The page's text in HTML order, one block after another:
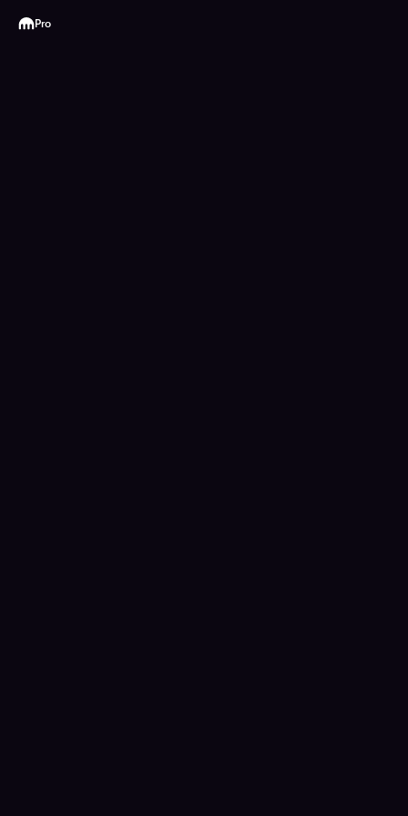
Kraken
Pro